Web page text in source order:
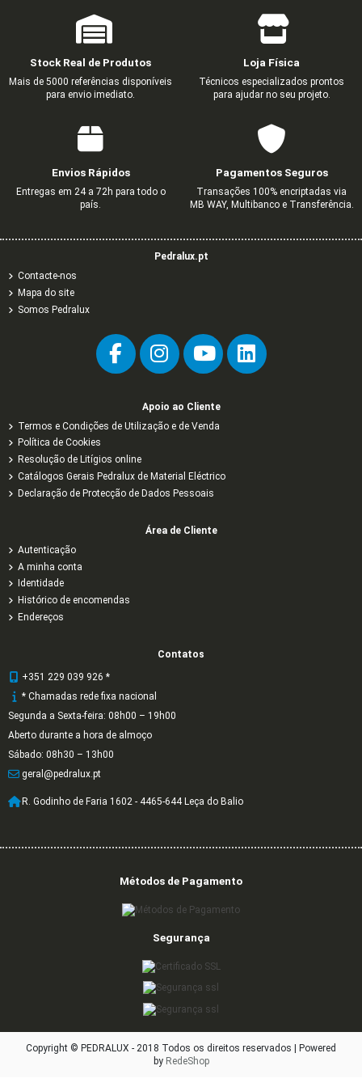
Ligador Wago p/fio flexivel
CALHA TÉCNICA -
Ligador Wago p/fio flexivel
Stock Real de Produtos
Mais de 5000 referências disponíveis
para envio imediato.
Loja Física
Técnicos especializados prontos
para ajudar no seu projeto.
Envios Rápidos
Entregas em 24 a 72h para todo o
país.
Pagamentos Seguros
Transações 100% encriptadas via
MB WAY, Multibanco e Transferência.
Pedralux.pt
Contacte-nos
Mapa do site
Somos Pedralux
Apoio ao Cliente
Termos e Condições de Utilização e de Venda
Política de Cookies
Resolução de Litígios online
Catálogos Gerais Pedralux de Material Eléctrico
Declaração de Protecção de Dados Pessoais
Área de Cliente
Autenticação
A minha conta
Identidade
Histórico de encomendas
Endereços
Contatos
+351 229 039 926 *
* Chamadas rede fixa nacional
Segunda a Sexta-feira: 08h00 – 19h00
Aberto durante a hora de almoço
Sábado: 08h30 – 13h00
geral@pedralux.pt
R. Godinho de Faria 1602 - 4465-644 Leça do Balio
Métodos de Pagamento
Segurança
Copyright © PEDRALUX - 2018 Todos os direitos reservados |
Powered
by RedeShop